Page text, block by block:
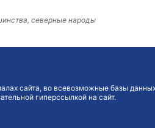
северные народы
сайта, во всевозможные базы
гиперссылкой на сайт.